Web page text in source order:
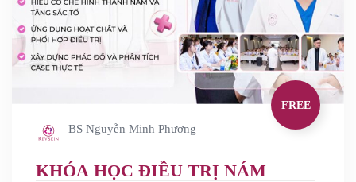
FREE
BS Nguyễn Minh Phương
KHÓA HỌC ĐIỀU TRỊ NÁM